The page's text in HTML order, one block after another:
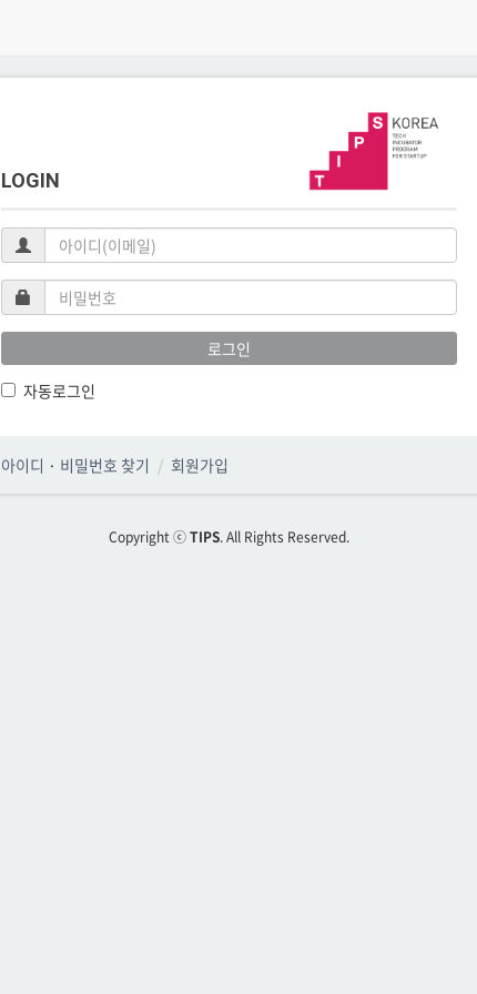
LOGIN
이
디
(이
메
일)
밀
번
호
로그인
자동로그인
아이디 · 비밀번호 찾기 회원가입
Copyright ⓒTIPS. All Rights Reserved.